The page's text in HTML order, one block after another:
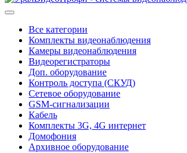
Все категории
Комплекты видеонаблюдения
Камеры видеонаблюдения
Видеорегистраторы
Доп. оборудование
Контроль доступа (СКУД)
Сетевое оборудование
GSM-сигнализации
Кабель
Комплекты 3G, 4G интернет
Домофония
Архивное оборудование